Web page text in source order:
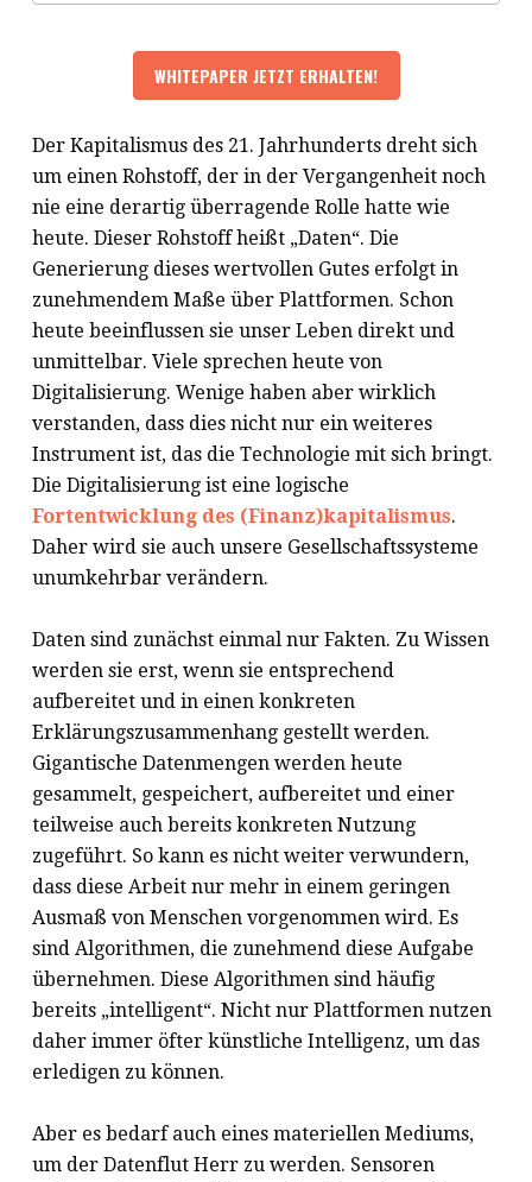
Der Kapitalismus des 21. Jahrhunderts dreht sich
um einen Rohstoff, der in der Vergangenheit noch
nie eine derartig überragende Rolle hatte wie
heute. Dieser Rohstoff heißt „Daten“. Die
Generierung dieses wertvollen Gutes erfolgt in
zunehmendem Maße über Plattformen. Schon
heute beeinflussen sie unser Leben direkt und
unmittelbar. Viele sprechen heute von
Digitalisierung. Wenige haben aber wirklich
verstanden, dass dies nicht nur ein weiteres
Instrument ist, das die Technologie mit sich bringt.
Die Digitalisierung ist eine logische
Fortentwicklung des (Finanz)kapitalismus.
Daher wird sie auch unsere Gesellschaftssysteme
unumkehrbar verändern.
Daten sind zunächst einmal nur Fakten. Zu Wissen
werden sie erst, wenn sie entsprechend
aufbereitet und in einen konkreten
Erklärungszusammenhang gestellt werden.
Gigantische Datenmengen werden heute
gesammelt, gespeichert, aufbereitet und einer
teilweise auch bereits konkreten Nutzung
zugeführt. So kann es nicht weiter verwundern,
dass diese Arbeit nur mehr in einem geringen
Ausmaß von Menschen vorgenommen wird. Es
sind Algorithmen, die zunehmend diese Aufgabe
übernehmen. Diese Algorithmen sind häufig
bereits „intelligent“. Nicht nur Plattformen nutzen
daher immer öfter künstliche Intelligenz, um das
erledigen zu können.
Aber es bedarf auch eines materiellen Mediums,
um der Datenflut Herr zu werden. Sensoren